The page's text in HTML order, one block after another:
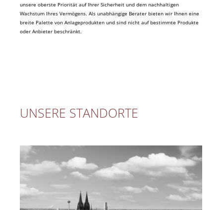
unsere oberste Priorität auf Ihrer Sicherheit und dem nachhaltigen
Wachstum Ihres Vermögens. Als unabhängige Berater bieten wir Ihnen eine
breite Palette von Anlageprodukten und sind nicht auf bestimmte Produkte
oder Anbieter beschränkt.
UNSERE STANDORTE